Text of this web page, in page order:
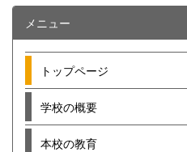
メニュー
トップページ
学校の概要
本校の教育